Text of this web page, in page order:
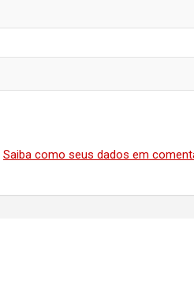
Saiba como seus dados em